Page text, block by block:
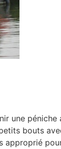
péniche
bouts
approprié